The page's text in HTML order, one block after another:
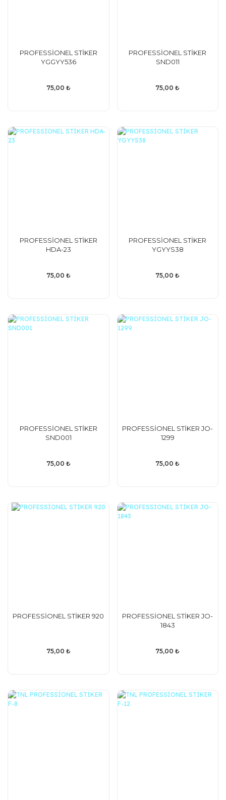
PROFESSİONEL STİKER
YGGYY536
75,00 ₺
PROFESSİONEL STİKER
SND011
75,00 ₺
PROFESSİONEL STİKER
HDA-23
75,00 ₺
PROFESSİONEL STİKER
YGYYS38
75,00 ₺
PROFESSİONEL STİKER
SND001
75,00 ₺
PROFESSİONEL STİKER JO-
1299
75,00 ₺
PROFESSİONEL STİKER 920
75,00 ₺
PROFESSİONEL STİKER JO-
1843
75,00 ₺